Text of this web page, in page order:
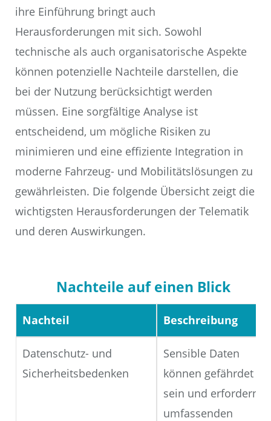
ihre Einführung bringt auch
Herausforderungen mit sich. Sowohl
technische als auch organisatorische Aspekte
können potenzielle Nachteile darstellen, die
bei der Nutzung berücksichtigt werden
müssen. Eine sorgfältige Analyse ist
entscheidend, um mögliche Risiken zu
minimieren und eine effiziente Integration in
moderne Fahrzeug- und Mobilitätslösungen zu
gewährleisten. Die folgende Übersicht zeigt die
wichtigsten Herausforderungen der Telematik
und deren Auswirkungen.
Nachteile auf einen Blick
Nachteil Beschreibung
Datenschutz- und
Sicherheitsbedenken
Sensible Daten
können gefährdet
sein und erfordern
umfassenden